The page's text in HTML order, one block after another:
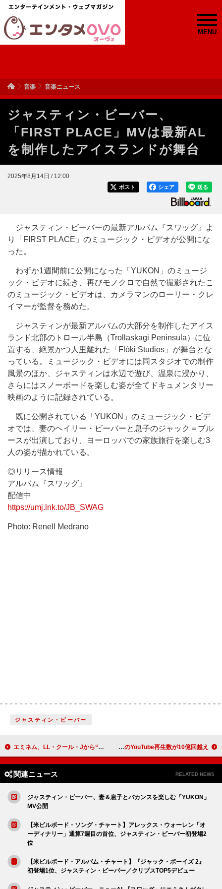
MENU
音楽 音楽ニュース
ジャスティン・ビーバー、
「FIRST PLACE」MVは最新AL
を制作したアイスランドが舞台
2025年8月14日 / 12:00
送る
シェア
ポスト
ジャスティン・ビーバーの最新アルバム『スワッグ』よ
り「FIRST PLACE」のミュージック・ビデオが公開にな
った。
わずか1週間前に公開になった「YUKON」のミュージ
ック・ビデオに続き、再びモノクロで自然で撮影されたこ
のミュージック・ビデオは、カメラマンのローリー・クレ
イマーが監督を務めた。
ジャスティンが最新アルバムの大部分を制作したアイス
ランド北部のトロール半島（Trollaskagi Peninsula）に位
置する、絶景かつ人里離れた「Flóki Studios」が舞台とな
っている。ミュージック・ビデオには同スタジオでの制作
風景のほか、ジャスティンは水辺で遊び、温泉に浸かり、
さらにはスノーボードを楽しむ姿が全てドキュメンタリー
映画のように記録されている。
既に公開されている「YUKON」のミュージック・ビデ
オでは、妻のヘイリー・ビーバーと息子のジャック＝ブル
ースが出演しており、ヨーロッパでの家族旅行を楽しむ3
人の姿が描かれている。
◎リリース情報
アルバム『スワッグ』
配信中
https://umj.lnk.to/JB_SWAG
Photo: Renell Medrano
ジャスティン・ビーバー
エミネム、LL・クール・Jから“シルバー”と韻を踏む言葉はないと挑発され見事に応戦 マイリー・サイラス、「We Can’t Stop」MVのYouTube再生数が10億回越え
関連ニュース RELATED NEWS
ジャスティン・ビーバー、妻＆息子とバカンスを楽しむ「YUKON」
MV公開
【米ビルボード・ソング・チャート】アレックス・ウォーレン「オ
ーディナリー」通算7週目の首位、ジャスティン・ビーバー初登場2
位
【米ビルボード・アルバム・チャート】『ジャック・ボーイズ 2』
初登場1位、ジャスティン・ビーバー／クリプスTOP5デビュー